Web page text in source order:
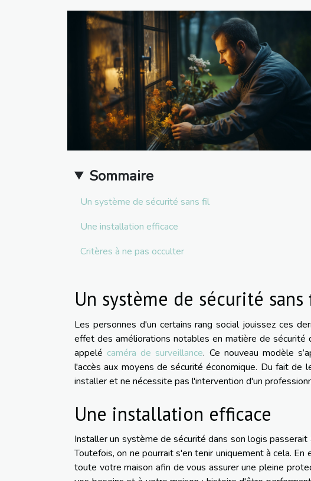
Sommaire
Un système de sécurité sans fil
Une installation efficace
Critères à ne pas occulter
Un système de sécurité
Les personnes d'un certains rang social jouissez ces
effet des améliorations notables en matière de
appelé caméra de surveillance. Ce nouveau modèle
l'accès aux moyens de sécurité économique. Du fait de
installer et ne nécessite pas l'intervention d'un
Une installation efficace
Installer un système de sécurité dans son logis
Toutefois, on ne pourrait s'en tenir uniquement à cela.
toute votre maison afin de vous assurer une pleine